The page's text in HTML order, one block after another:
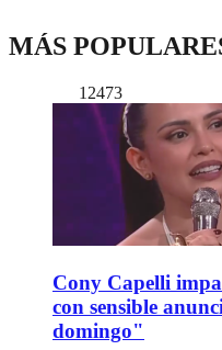
MÁS
12473
Cony Capelli
con sensible
domingo"